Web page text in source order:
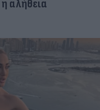
αλήθεια